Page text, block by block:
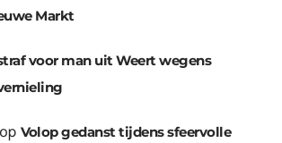
Markt
voor man uit Weert wegens
Volop gedanst tijdens sfeervolle